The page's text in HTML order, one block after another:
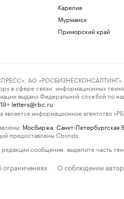
Карелия
Мурманск
Приморский край
АО «РОСБИЗНЕСКОНСАЛТИНГ»,
в сфере связи, информационных
выдано Федеральной службой по
18+ letters@rbc.ru
является информационное агентство
Мосбиржа Санкт-Петербургская
предоставлены Cbonds.
сообщение, выделите часть
· О соблюдении